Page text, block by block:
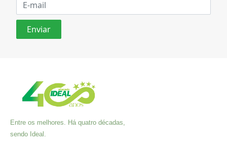
Entre os melhores. Há quatro décadas,
sendo Ideal.